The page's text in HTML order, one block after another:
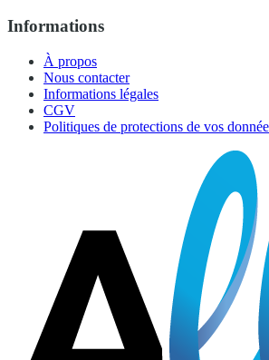
Informations
À propos
Nous contacter
Informations légales
CGV
Politiques de protections de vos